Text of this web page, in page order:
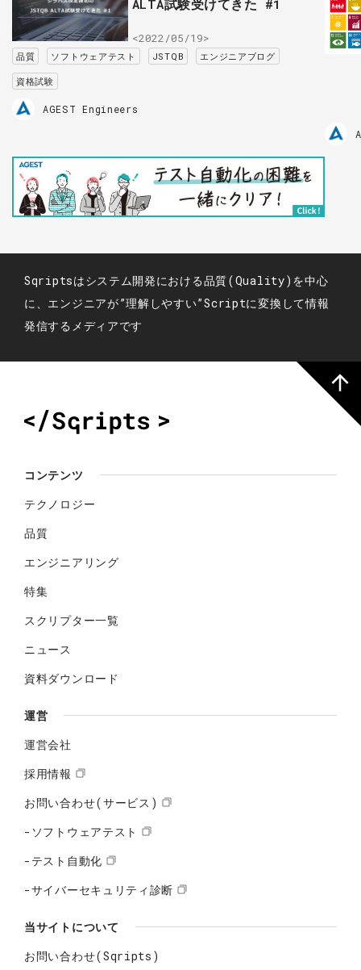
ALTA試験受けてきた #1
<2022/05/19>
品質 ソフトウェアテスト JSTQB エンジニアブログ
資格試験
AGEST Engineers
Sqriptsはシステム開発における品質(Quality)を中心
に、エンジニアが”理解しやすい”Scriptに変換して情報
発信するメディアです
コンテンツ
テクノロジー
品質
エンジニアリング
特集
スクリプター一覧
ニュース
資料ダウンロード
運営
運営会社
採用情報
お問い合わせ(サービス)
-ソフトウェアテスト
-テスト自動化
-サイバーセキュリティ診断
当サイトについて
お問い合わせ(Sqripts)